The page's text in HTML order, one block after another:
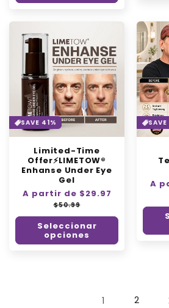
SAVE 41%
Limited-Time
Offer⚡LIMETOW®
Enhanse Under Eye
Gel
Precio
habitual
A partir de $29.97
oferta
$50.99
Seleccionar
opciones
A
1 2